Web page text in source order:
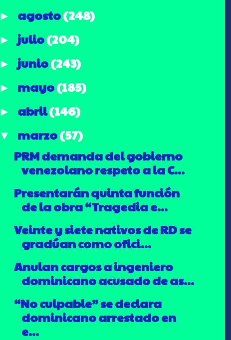
► agosto(248)
► julio(204)
► junio(243)
► mayo(185)
► abril(146)
▼ marzo(57)
PRM demanda del gobierno
venezolano respeto a la C...
Presentarán quinta función
de la obra “Tragedia e...
Veinte y siete nativos de RD se
gradúan como ofici...
Anulan cargos a ingeniero
dominicano acusado de as...
“No culpable” se declara
dominicano arrestado en
e...